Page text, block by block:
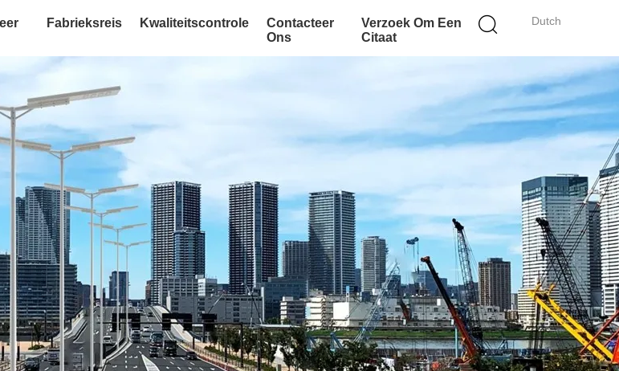
Dutch
Fabrieksreis Kwaliteitscontrole
Contacteer
Ons
Verzoek Om Een
Citaat